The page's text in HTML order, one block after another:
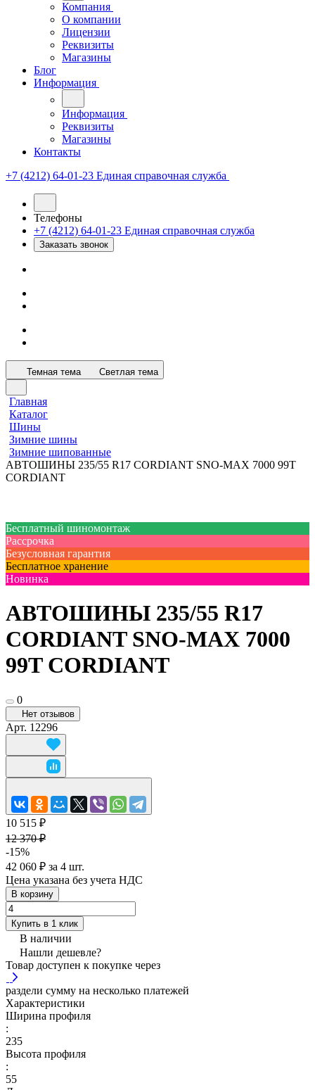
Компания
О компании
Лицензии
Реквизиты
Магазины
Блог
Информация
Информация
Реквизиты
Магазины
Контакты
+7 (4212) 64-01-23 Единая справочная служба
Телефоны
+7 (4212) 64-01-23 Единая справочная служба
Заказать звонок
Темная тема Светлая тема
Главная
Каталог
Шины
Зимние шины
Зимние шипованные
АВТОШИНЫ 235/55 R17 CORDIANT SNO-MAX 7000 99T
CORDIANT
Бесплатный шиномонтаж
Рассрочка
Безусловная гарантия
Бесплатное хранение
Новинка
АВТОШИНЫ 235/55 R17
CORDIANT SNO-MAX 7000
99T CORDIANT
0
Нет отзывов
Арт. 12296
10 515 ₽
12 370 ₽
-15%
42 060 ₽ за 4 шт.
Цена указана без учета НДС
В корзину
Купить в 1 клик
В наличии
Нашли дешевле?
Товар доступен к покупке через
раздели сумму на несколько платежей
Характеристики
Ширина профиля
:
235
Высота профиля
:
55